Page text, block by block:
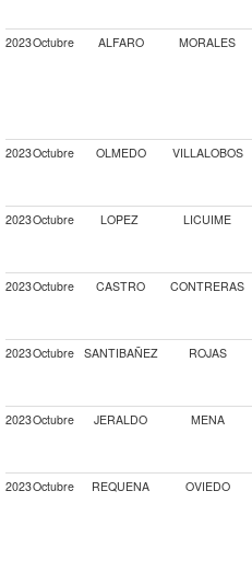
2023Octubre ALFARO MORALES
2023Octubre OLMEDO VILLALOBOS
2023Octubre LOPEZ LICUIME
2023Octubre CASTRO CONTRERAS
2023Octubre SANTIBAÑEZ ROJAS
2023Octubre JERALDO MENA
2023Octubre REQUENA OVIEDO